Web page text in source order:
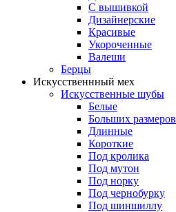
С вышивкой
Дизайнерские
Красивые
Укороченные
Валеши
Берцы
Искусственнный мех
Искусственные шубы
Белые
Больших размеров
Длинные
Короткие
Под кролика
Под мутон
Под норку
Под чернобурку
Под шиншиллу